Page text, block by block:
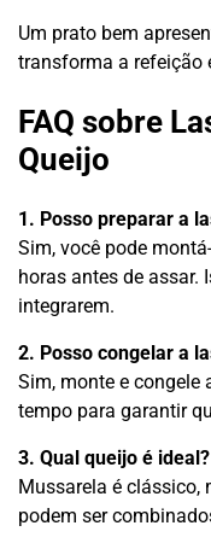
Um prato bem
transforma a refeição
FAQ sobre
Queijo
1. Posso preparar a
Sim, você pode
horas antes de assar.
integrarem.
2. Posso congelar a
Sim, monte e congele
tempo para garantir
3. Qual queijo é ideal?
Mussarela é clássico,
podem ser